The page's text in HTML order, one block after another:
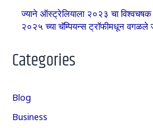
ज्याने ऑस्ट्रेलियाला २०२३ चा
२०२५ च्या चॅम्पियन्स ट्रॉफीमधून
Categories
Blog
Business